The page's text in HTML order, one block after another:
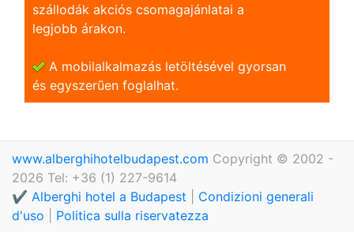
szállodák akciós csomagajánlatai a
legjobb árakon.
A mobilalkalmazás letöltésével gyorsan
és egyszerũen foglalhat.
www.alberghihotelbudapest.com Copyright © 2002 -
2026 Tel: +36 (1) 227-9614
✔️ Alberghi hotel a Budapest
Condizioni generali
d'uso
Politica sulla riservatezza